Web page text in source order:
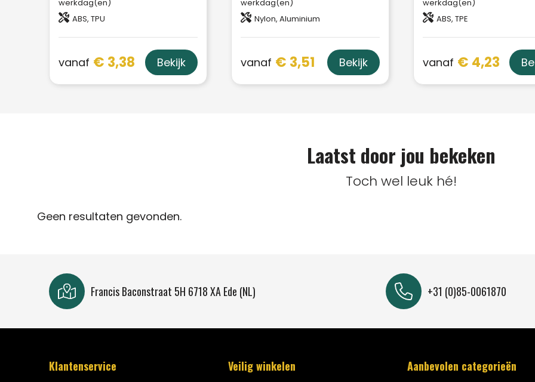
werkdag(en)
ABS, TPU
vanaf € 3,38 Bekijk
werkdag(en)
Nylon, Aluminium
vanaf € 3,51 Bekijk
werkdag(en)
ABS, TPE
vanaf € 4,23
Laatst door jou bekeken
Toch wel leuk hé!
Geen resultaten gevonden.
Francis Baconstraat 5H 6718 XA Ede (NL) +31 (0)85-0061870
Klantenservice Veilig winkelen Aanbevolen categorieën